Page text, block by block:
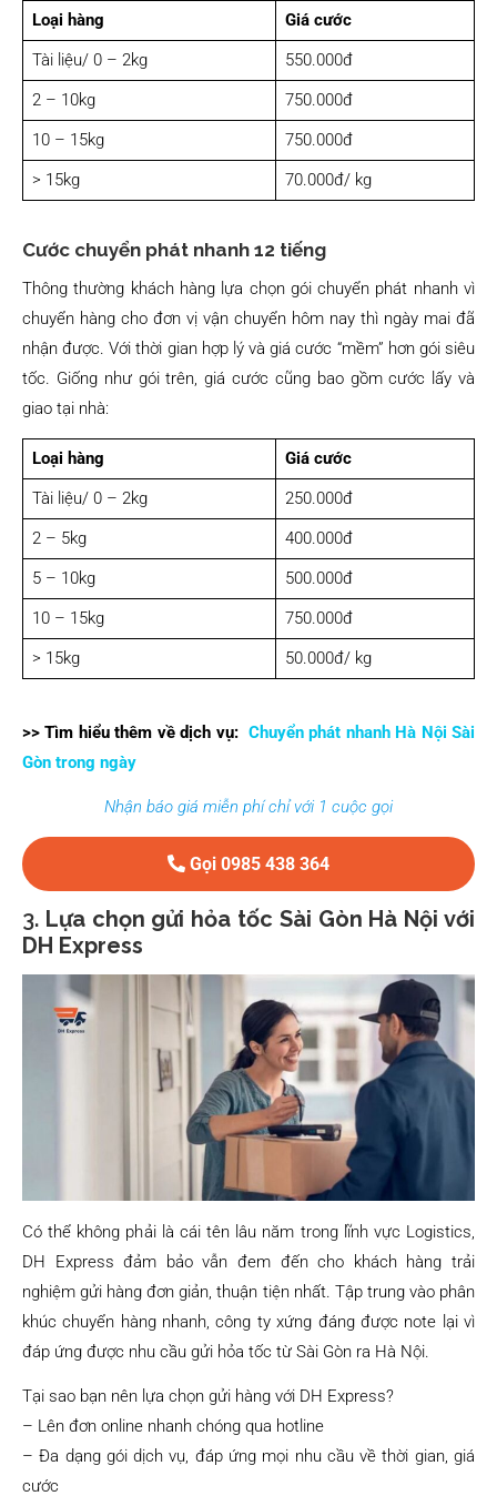
Loại hàng
Giá cước
Tài liệu/ 0 – 2kg
550.000đ
2 – 10kg
750.000đ
10 – 15kg
750.000đ
> 15kg
70.000đ/ kg
Cước chuyển phát nhanh 12 tiếng
Thông thường khách hàng lựa chọn gói chuyển phát nhanh vì
chuyển hàng cho đơn vị vận chuyển hôm nay thì ngày mai đã
nhận được. Với thời gian hợp lý và giá cước “mềm” hơn gói siêu
tốc. Giống như gói trên, giá cước cũng bao gồm cước lấy và
giao tại nhà:
Loại hàng
Giá cước
Tài liệu/ 0 – 2kg
250.000đ
2 – 5kg
400.000đ
5 – 10kg
500.000đ
10 – 15kg
750.000đ
> 15kg
50.000đ/ kg
>> Tìm hiểu thêm về dịch vụ: Chuyển phát nhanh Hà Nội Sài
Gòn trong ngày
Nhận báo giá miễn phí chỉ với 1 cuộc gọi
Gọi 0985 438 364
3. Lựa chọn gửi hỏa tốc Sài Gòn Hà Nội với
DH Express
Có thể không phải là cái tên lâu năm trong lĩnh vực Logistics,
DH Express đảm bảo vẫn đem đến cho khách hàng trải
nghiệm gửi hàng đơn giản, thuận tiện nhất. Tập trung vào phân
khúc chuyển hàng nhanh, công ty xứng đáng được note lại vì
đáp ứng được nhu cầu gửi hỏa tốc từ Sài Gòn ra Hà Nội.
Tại sao bạn nên lựa chọn gửi hàng với DH Express?
– Lên đơn online nhanh chóng qua hotline
– Đa dạng gói dịch vụ, đáp ứng mọi nhu cầu về thời gian, giá
cước